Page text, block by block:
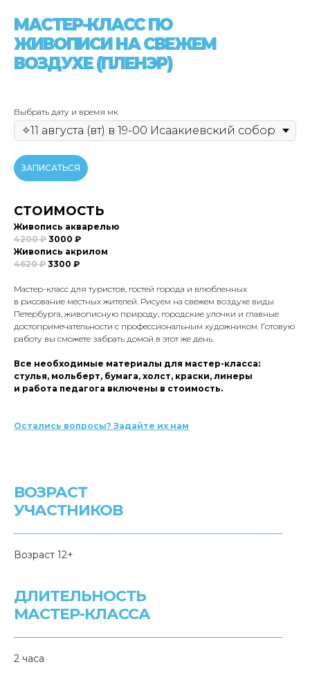
МАСТЕР-КЛАСС ПО
ЖИВОПИСИ НА СВЕЖЕМ
ВОЗДУХЕ (ПЛЕНЭР)
Выбрать дату и время мк
ЗАПИСАТЬСЯ
СТОИМОСТЬ
Живопись акварелью
4200 ₽ 3000 ₽
Живопись акрилом
4620 ₽ 3300 ₽
Мастер-класс для туристов, гостей города и влюбленных
в рисование местных жителей. Рисуем на свежем воздухе виды
Петербурга, живописную природу, городские улочки и главные
достопримечательности c профессиональным художником. Готовую
работу вы сможете забрать домой в этот же день.
Все необходимые материалы для мастер-класса:
стулья, мольберт, бумага, холст, краски, линеры
и работа педагога включены в стоимость.
Остались вопросы? Задайте их нам
ВОЗРАСТ
УЧАСТНИКОВ
Возраст 12+
ДЛИТЕЛЬНОСТЬ
МАСТЕР-КЛАССА
2 часа